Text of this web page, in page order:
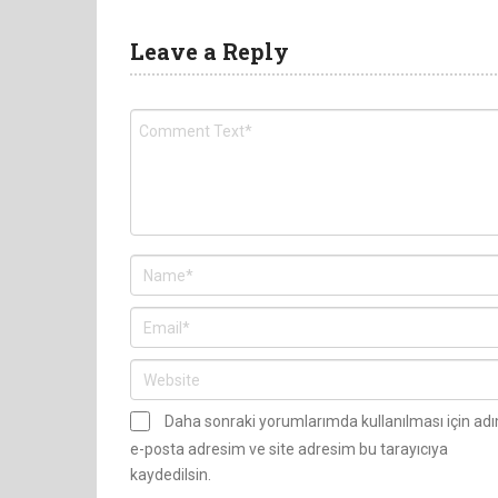
Leave a Reply
Daha sonraki yorumlarımda kullanılması için
e-posta adresim ve site adresim bu tarayıcıya
kaydedilsin.